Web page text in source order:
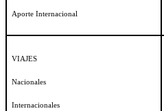
Aporte Internacional
VIAJES
Nacionales
Internacionales